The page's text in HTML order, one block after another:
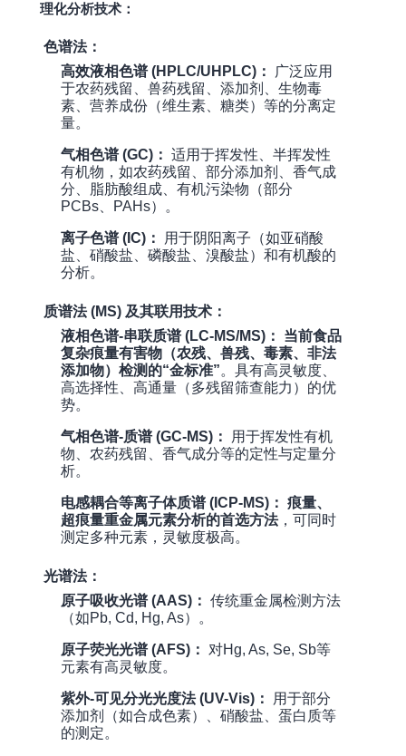
理化分析技术：
色谱法：
高效液相色谱 (HPLC/UHPLC)：
广泛应用
于农药残留、兽药残留、添加剂、生物毒
素、营养成份（维生素、糖类）等的分离定
量。
气相色谱 (GC)： 适用于挥发性、半挥发性
有机物，如农药残留、部分添加剂、香气成
分、脂肪酸组成、有机污染物（部分
PCBs、PAHs）。
离子色谱 (IC)：
用于阴阳离子（如亚硝酸
盐、硝酸盐、磷酸盐、溴酸盐）和有机酸的
分析。
质谱法 (MS) 及其联用技术：
液相色谱-串联质谱 (LC-MS/MS)：
当前食品
复杂痕量有害物（农残、兽残、毒素、非法
添加物）检测的“金标准”。具有高灵敏度、
高选择性、高通量（多残留筛查能力）的优
势。
气相色谱-质谱 (GC-MS)：
用于挥发性有机
物、农药残留、香气成分等的定性与定量分
析。
电感耦合等离子体质谱 (ICP-MS)： 痕量、
超痕量重金属元素分析的首选方法，可同时
测定多种元素，灵敏度极高。
光谱法：
原子吸收光谱 (AAS)： 传统重金属检测方法
（如Pb, Cd, Hg, As）。
原子荧光光谱 (AFS)：
对Hg, As, Se, Sb等
元素有高灵敏度。
紫外-可见分光光度法 (UV-Vis)：
用于部分
添加剂（如合成色素）、硝酸盐、蛋白质等
的测定。